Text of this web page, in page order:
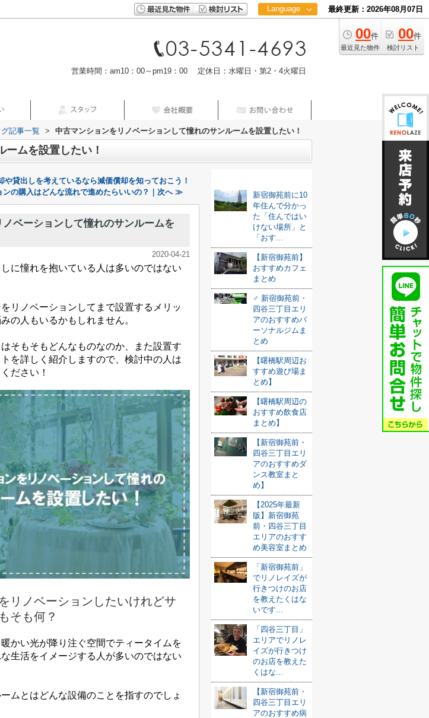
Language
中文
最終更新：2026年08月07日
00件
最近見た物件
00件
検討リスト
営業時間：am10：00～pm19：00 定休日：水曜日・第2・4火曜日
記事一覧 > 中古マンションをリノベーションして憧れのサンルームを設置したい！
ムを設置したい！
貸出しを考えているなら減価償却を知っておこう！
ンの購入はどんな流れで進めたらいいの？｜次へ ≫
ベーションして憧れのサンルームを
2020-04-21
に憧れを抱いている人は多いのではない
リノベーションしてまで設置するメリッ
の人もいるかもしれません。
そもそもどんなものなのか、また設置す
を詳しく紹介しますので、検討中の人は
ださい！
リノベーションしたいけれどサ
そも何？
かい光が降り注ぐ空間でティータイムを
生活をイメージする人が多いのではない
ムとはどんな設備のことを指すのでしょ
新宿御苑前に10
年住んで分かっ
た「住んではい
けない場所」と
「おす...
【新宿御苑前】
おすすめカフェ
まとめ
️‍♂️ 新宿御苑前・
四谷三丁目エリ
アのおすすめパ
ーソナルジムま
とめ
【曙橋駅周辺お
すすめ遊び場ま
とめ】
【曙橋駅周辺の
おすすめ飲食店
まとめ】
【新宿御苑前・
四谷三丁目エリ
アのおすすめダ
ンス教室まと
め】
【2025年最新
版】新宿御苑
前・四谷三丁目
エリアのおすす
め美容室まとめ
「新宿御苑前」
でリノレイズが
行きつけのお店
を教えたくはな
いです...
「四谷三丁目」
エリアでリノレ
イズが行きつけ
のお店を教えた
くはな...
【新宿御苑前・
四谷三丁目エリ
アのおすすめ病